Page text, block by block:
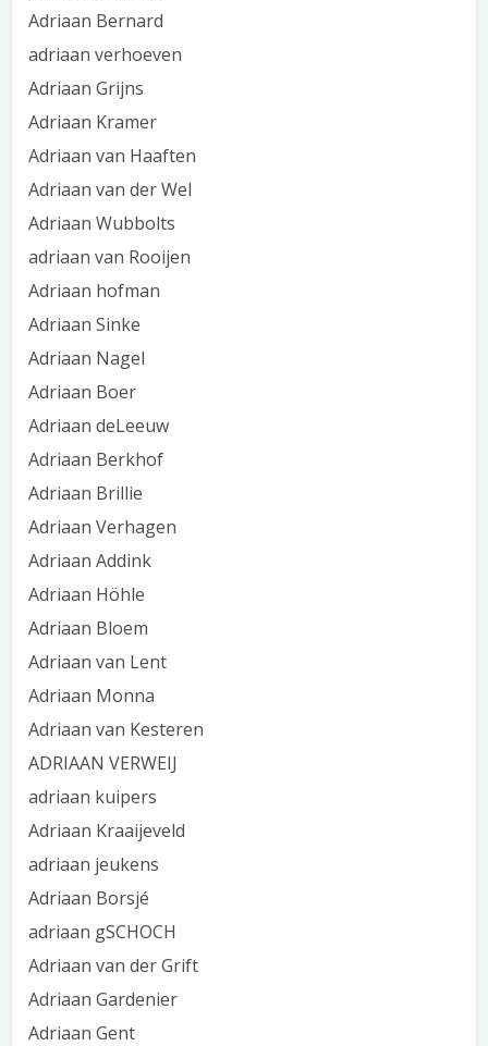
Adriaan Bernard
adriaan verhoeven
Adriaan Grijns
Adriaan Kramer
Adriaan van Haaften
Adriaan van der Wel
Adriaan Wubbolts
adriaan van Rooijen
Adriaan hofman
Adriaan Sinke
Adriaan Nagel
Adriaan Boer
Adriaan deLeeuw
Adriaan Berkhof
Adriaan Brillie
Adriaan Verhagen
Adriaan Addink
Adriaan Höhle
Adriaan Bloem
Adriaan van Lent
Adriaan Monna
Adriaan van Kesteren
ADRIAAN VERWEIJ
adriaan kuipers
Adriaan Kraaijeveld
adriaan jeukens
Adriaan Borsjé
adriaan gSCHOCH
Adriaan van der Grift
Adriaan Gardenier
Adriaan Gent